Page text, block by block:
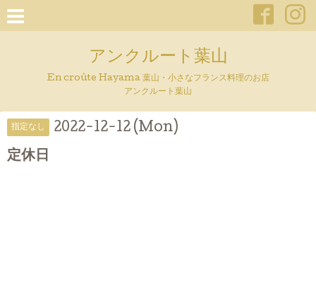
アンクルート葉山
En croûte Hayama 葉山・小さなフランス料理のお店
アンクルート葉山
指定なし 2022-12-12 (Mon)
定休日